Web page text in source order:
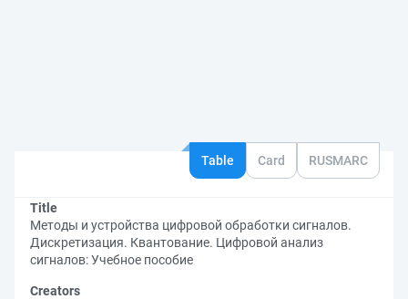
Table Card RUSMARC
Title
Методы и устройства цифровой обработки сигналов.
Дискретизация. Квантование. Цифровой анализ
сигналов: Учебное пособие
Creators